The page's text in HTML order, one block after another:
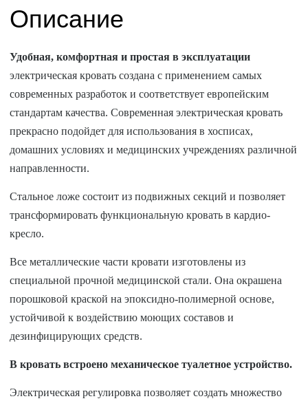
Описание
Удобная, комфортная и простая в эксплуатации
электрическая кровать создана с применением самых
современных разработок и соответствует европейским
стандартам качества. Современная электрическая кровать
прекрасно подойдет для использования в хосписах,
домашних условиях и медицинских учреждениях различной
направленности.
Стальное ложе состоит из подвижных секций и позволяет
трансформировать функциональную кровать в кардио-
кресло.
Все металлические части кровати изготовлены из
специальной прочной медицинской стали. Она окрашена
порошковой краской на эпоксидно-полимерной основе,
устойчивой к воздействию моющих составов и
дезинфицирующих средств.
В кровать встроено механическое туалетное устройство.
Электрическая регулировка позволяет создать множество